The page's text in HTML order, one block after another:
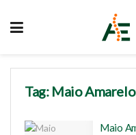
Tag: Maio Amarelo
Maio